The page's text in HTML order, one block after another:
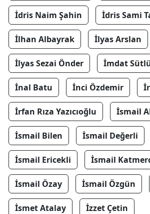
İdris Naim Şahin İdris Sami
İlhan Albayrak İlyas Arslan
İlyas Sezai Önder İmdat
İnal Batu İnci Özdemir
İrfan Rıza Yazıcıoğlu İsmail
İsmail Bilen İsmail Değerli
İsmail Ericekli İsmail
İsmail Özay İsmail Özgün
İsmet Atalay İzzet Çetin